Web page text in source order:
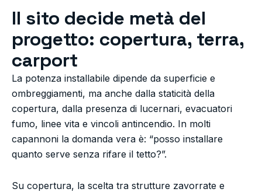
Il sito decide metà del
progetto: copertura, terra,
carport
La potenza installabile dipende da superficie e
ombreggiamenti, ma anche dalla staticità della
copertura, dalla presenza di lucernari, evacuatori
fumo, linee vita e vincoli antincendio. In molti
capannoni la domanda vera è: “posso installare
quanto serve senza rifare il tetto?”.
Su copertura, la scelta tra strutture zavorrate e